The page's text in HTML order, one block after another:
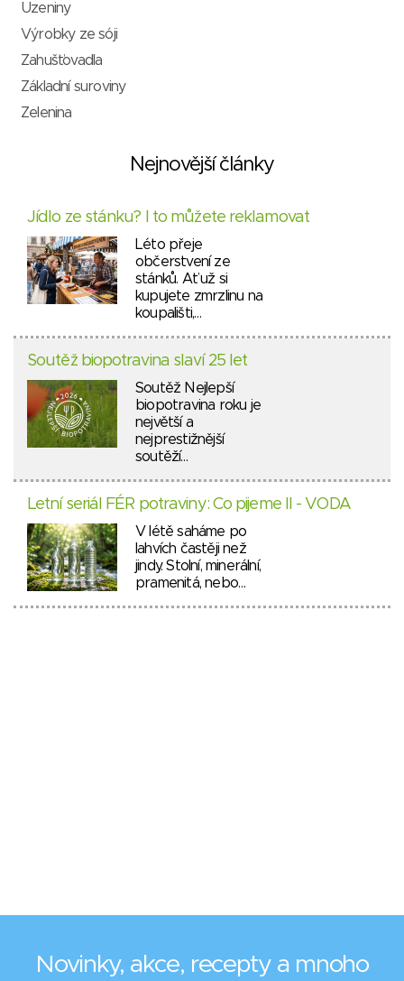
Uzeniny
Výrobky ze sóji
Zahušťovadla
Základní suroviny
Zelenina
Nejnovější články
Jídlo ze stánku? I to můžete reklamovat
Léto přeje
občerstvení ze
stánků. Ať už si
kupujete zmrzlinu na
koupališti,…
Soutěž biopotravina slaví 25 let
Soutěž Nejlepší
biopotravina roku je
největší a
nejprestižnější
soutěží…
Letní seriál FÉR potraviny: Co pijeme II - VODA
V létě saháme po
lahvích častěji než
jindy. Stolní, minerální,
pramenitá, nebo…
Novinky, akce, recepty a mnoho